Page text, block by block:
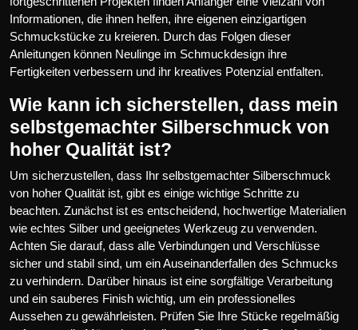
Informationen, die ihnen helfen, ihre eigenen einzigartigen
Schmuckstücke zu kreieren. Durch das Folgen dieser
Anleitungen können Neulinge im Schmuckdesign ihre
Fertigkeiten verbessern und ihr kreatives Potenzial entfalten.
Wie kann ich sicherstellen, dass mein
selbstgemachter Silberschmuck von
hoher Qualität ist?
Um sicherzustellen, dass Ihr selbstgemachter Silberschmuck
von hoher Qualität ist, gibt es einige wichtige Schritte zu
beachten. Zunächst ist es entscheidend, hochwertige Materialien
wie echtes Silber und geeignetes Werkzeug zu verwenden.
Achten Sie darauf, dass alle Verbindungen und Verschlüsse
sicher und stabil sind, um ein Auseinanderfallen des Schmucks
zu verhindern. Darüber hinaus ist eine sorgfältige Verarbeitung
und ein sauberes Finish wichtig, um ein professionelles
Aussehen zu gewährleisten. Prüfen Sie Ihre Stücke regelmäßig